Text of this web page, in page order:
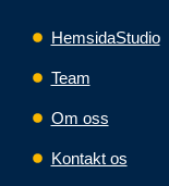
HemsidaStudio
Team
Om oss
Kontakt os